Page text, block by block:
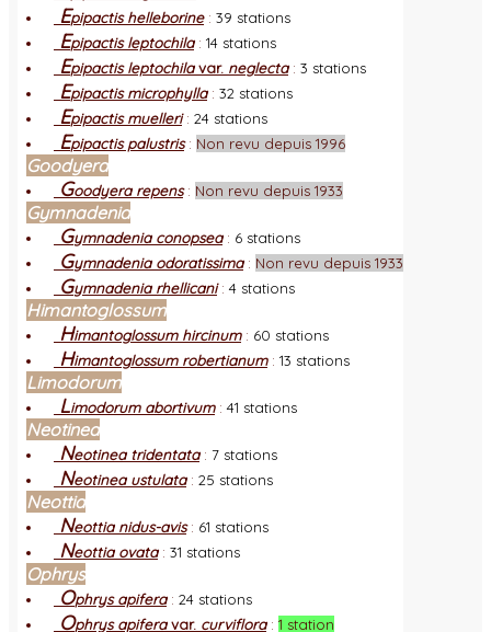
Epipactis helleborine: 39 stations
Epipactis leptochila: 14 stations
Epipactis leptochilavar. neglecta: 3 stations
Epipactis microphylla: 32 stations
Epipactis muelleri: 24 stations
Epipactis palustris: Non revu depuis 1996
Goodyera
Goodyera repens: Non revu depuis 1933
Gymnadenia
Gymnadenia conopsea: 6 stations
Gymnadenia odoratissima: Non revu depuis 1933
Gymnadenia rhellicani: 4 stations
Himantoglossum
Himantoglossum hircinum: 60 stations
Himantoglossum robertianum: 13 stations
Limodorum
Limodorum abortivum: 41 stations
Neotinea
Neotinea tridentata: 7 stations
Neotinea ustulata: 25 stations
Neottia
Neottia nidus-avis: 61 stations
Neottia ovata: 31 stations
Ophrys
Ophrys apifera: 24 stations
Ophrys apiferavar. curviflora: 1 station